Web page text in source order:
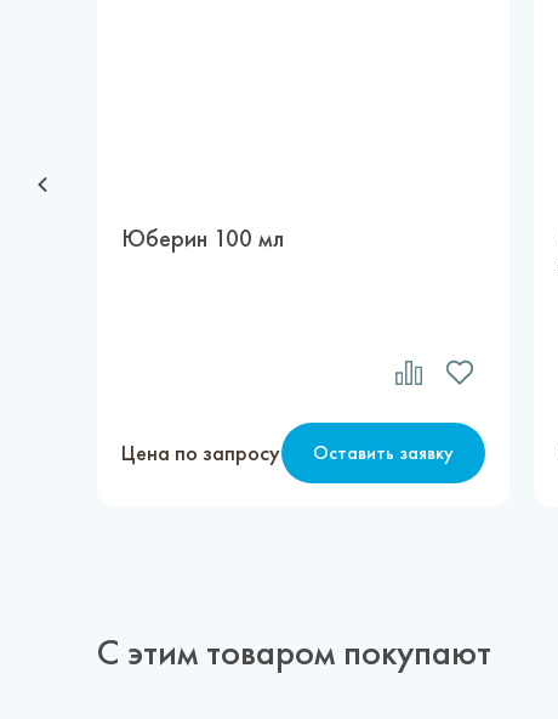
Юберин 100 мл
Цена по запросу Оставить заявку
С этим товаром покупают